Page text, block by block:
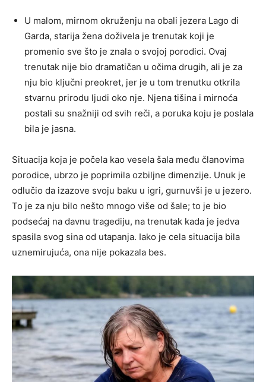
U malom, mirnom okruženju na obali jezera Lago di
Garda, starija žena doživela je trenutak koji je
promenio sve što je znala o svojoj porodici. Ovaj
trenutak nije bio dramatičan u očima drugih, ali je za
nju bio ključni preokret, jer je u tom trenutku otkrila
stvarnu prirodu ljudi oko nje. Njena tišina i mirnoća
postali su snažniji od svih reči, a poruka koju je poslala
bila je jasna.
Situacija koja je počela kao vesela šala među članovima
porodice, ubrzo je poprimila ozbiljne dimenzije. Unuk je
odlučio da izazove svoju baku u igri, gurnuvši je u jezero.
To je za nju bilo nešto mnogo više od šale; to je bio
podsećaj na davnu tragediju, na trenutak kada je jedva
spasila svog sina od utapanja. Iako je cela situacija bila
uznemirujuća, ona nije pokazala bes.